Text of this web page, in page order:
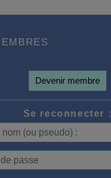
Devenir membre
Se reconnecter :